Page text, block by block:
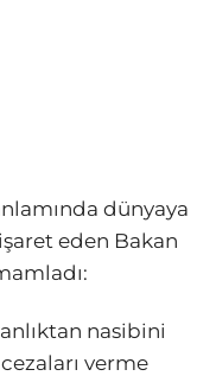
dünyaya
eden Bakan
nasibini
verme